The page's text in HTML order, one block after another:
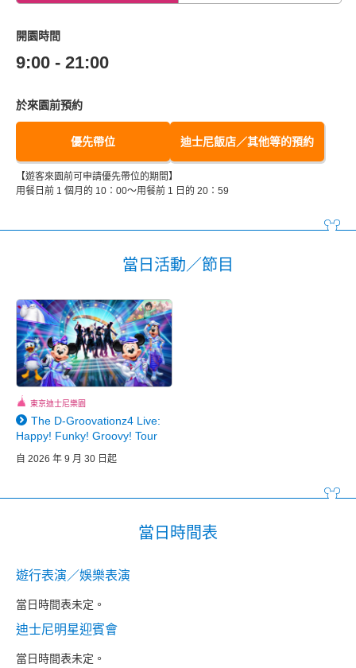
開園時間
9:00 - 21:00
於來園前預約
優先帶位 迪士尼飯店／其他等的預約
【遊客來園前可申請優先帶位的期間】
用餐日前 1 個月的 10：00～用餐前 1 日的 20：59
當日活動／節目
東京迪士尼樂園
The D-Groovationz4 Live:
Happy! Funky! Groovy! Tour
自 2026 年 9 月 30 日起
當日時間表
遊行表演／娛樂表演
當日時間表未定。
迪士尼明星迎賓會
當日時間表未定。